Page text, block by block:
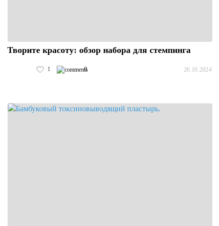
Творите красоту: обзор набора для стемпинга
1 0 26.10.2024